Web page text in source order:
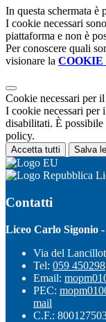
In questa schermata è
I cookie necessari
piattaforma e non è
Per conoscere quali
visionare la
Cookie necessari per
I cookie necessari per
disabilitati. È
policy.
Accetta tutti Salva
Contatti
Liceo Carlo Sigonio
Via del
Tel: 059 450298
Email:
PEC:
mail
C.F.: